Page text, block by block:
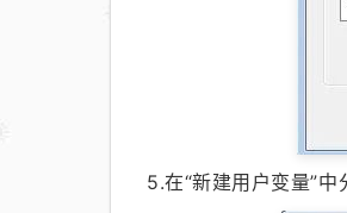
5.在“新建用户变量”中